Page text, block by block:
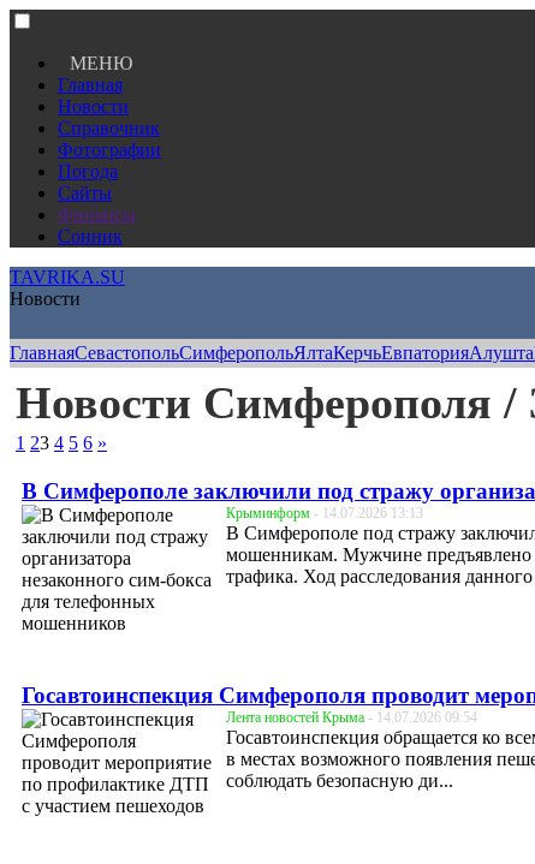
МЕНЮ
Главная
Новости
Справочник
Фотографии
Погода
Сайты
Финансы
Сонник
TAVRIKA.SU
Новости
ГлавнаяСевастопольСимферопольЯлтаКерчьЕвпаторияАлушта
Новости Симферополя /
1 23 4 5 6 »
В Симферополе заключили под стражу
Крыминформ - 14.07.2026 13:13
В Симферополе под стражу
мошенникам. Мужчине предъявлено
трафика. Ход расследования
Госавтоинспекция Симферополя проводит
Лента новостей Крыма - 14.07.2026 09:54
Госавтоинспекция обращается ко
в местах возможного появления
соблюдать безопасную ди...